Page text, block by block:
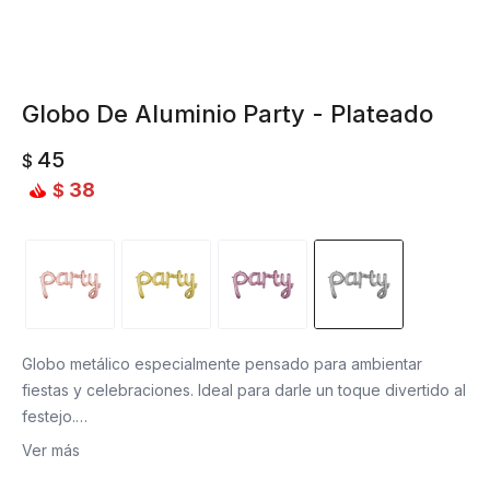
Globo De Aluminio Party - Plateado
$ 45
$ 38
Globo metálico especialmente pensado para ambientar
fiestas y celebraciones. Ideal para darle un toque divertido al
festejo.
Ver más